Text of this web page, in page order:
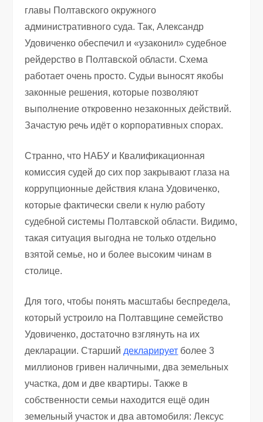
главы Полтавского окружного
административного суда. Так, Александр
Удовиченко обеспечил и «узаконил» судебное
рейдерство в Полтавской области. Схема
работает очень просто. Судьи выносят якобы
законные решения, которые позволяют
выполнение откровенно незаконных действий.
Зачастую речь идёт о корпоративных спорах.
Странно, что НАБУ и Квалификационная
комиссия судей до сих пор закрывают глаза на
коррупционные действия клана Удовиченко,
которые фактически свели к нулю работу
судебной системы Полтавской области. Видимо,
такая ситуация выгодна не только отдельно
взятой семье, но и более высоким чинам в
столице.
Для того, чтобы понять масштабы беспредела,
который устроило на Полтавщине семейство
Удовиченко, достаточно взглянуть на их
декларации. Старший декларирует более 3
миллионов гривен наличными, два земельных
участка, дом и две квартиры. Также в
собственности семьи находится ещё один
земельный участок и два автомобиля: Лексус